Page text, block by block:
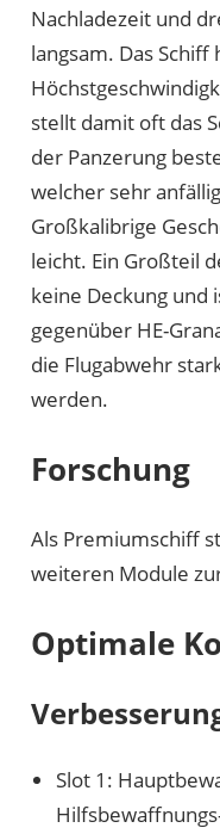
Nachladezeit und
langsam. Das
stellt damit oft das
der Panzerung
welcher sehr
Großkalibrige
leicht. Ein Großteil
keine Deckung und
gegenüber HE-
die Flugabwehr
werden.
Forschung
Als Premiumschiff
weiteren Module
Optimale
Slot 1: